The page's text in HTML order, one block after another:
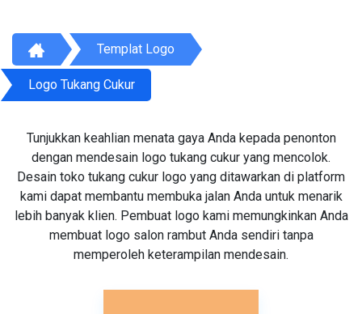
Templat Logo
Logo Tukang Cukur
Tunjukkan keahlian menata gaya Anda kepada penonton
dengan mendesain logo tukang cukur yang mencolok.
Desain toko tukang cukur logo yang ditawarkan di platform
kami dapat membantu membuka jalan Anda untuk menarik
lebih banyak klien. Pembuat logo kami memungkinkan Anda
membuat logo salon rambut Anda sendiri tanpa
memperoleh keterampilan mendesain.